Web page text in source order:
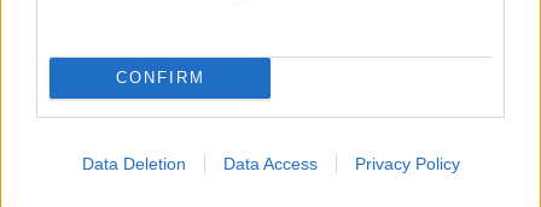
CONFIRM
Data Deletion Data Access Privacy Policy
εκατ. ευρώ
150.000.000 ευρώ μέσω